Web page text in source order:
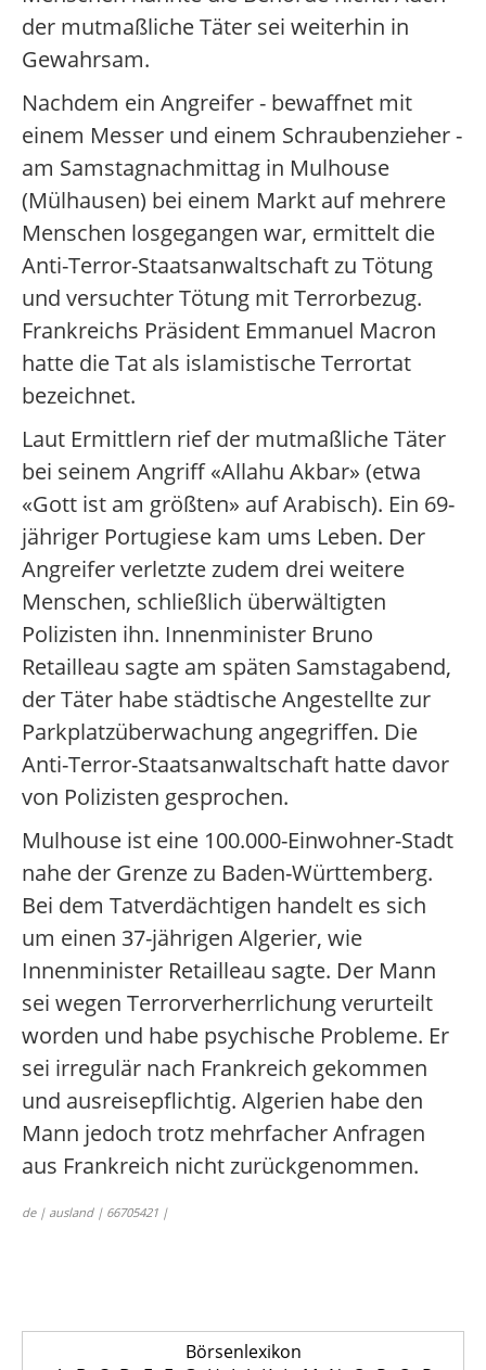
der mutmaßliche Täter sei weiterhin in
Gewahrsam.
Nachdem ein Angreifer - bewaffnet mit
einem Messer und einem Schraubenzieher -
am Samstagnachmittag in Mulhouse
(Mülhausen) bei einem Markt auf mehrere
Menschen losgegangen war, ermittelt die
Anti-Terror-Staatsanwaltschaft zu Tötung
und versuchter Tötung mit Terrorbezug.
Frankreichs Präsident Emmanuel Macron
hatte die Tat als islamistische Terrortat
bezeichnet.
Laut Ermittlern rief der mutmaßliche Täter
bei seinem Angriff «Allahu Akbar» (etwa
«Gott ist am größten» auf Arabisch). Ein 69-
jähriger Portugiese kam ums Leben. Der
Angreifer verletzte zudem drei weitere
Menschen, schließlich überwältigten
Polizisten ihn. Innenminister Bruno
Retailleau sagte am späten Samstagabend,
der Täter habe städtische Angestellte zur
Parkplatzüberwachung angegriffen. Die
Anti-Terror-Staatsanwaltschaft hatte davor
von Polizisten gesprochen.
Mulhouse ist eine 100.000-Einwohner-Stadt
nahe der Grenze zu Baden-Württemberg.
Bei dem Tatverdächtigen handelt es sich
um einen 37-jährigen Algerier, wie
Innenminister Retailleau sagte. Der Mann
sei wegen Terrorverherrlichung verurteilt
worden und habe psychische Probleme. Er
sei irregulär nach Frankreich gekommen
und ausreisepflichtig. Algerien habe den
Mann jedoch trotz mehrfacher Anfragen
aus Frankreich nicht zurückgenommen.
de | ausland | 66705421 |
Börsenlexikon